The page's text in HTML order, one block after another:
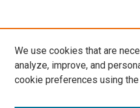
We use cookies that are
analyze, improve, and
cookie preferences using the